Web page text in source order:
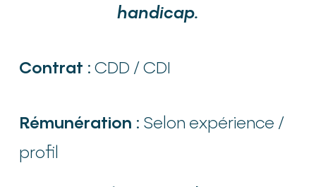
handicap.
Contrat :CDD / CDI
Rémunération : Selon expérience /
profil